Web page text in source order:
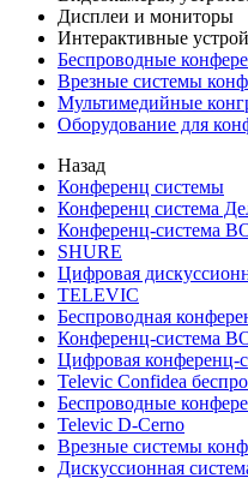
Дисплеи и мониторы
Интерактивные
Беспроводные
Врезные системы
Мультимедийные
Оборудование для
Назад
Конференц системы
Конференц система
Конференц-система
SHURE
Цифровая
TELEVIC
Беспроводная
Конференц-система
Цифровая конференц-
Televic Confidea
Беспроводные
Televic D-Cerno
Врезные системы
Дискуссионная